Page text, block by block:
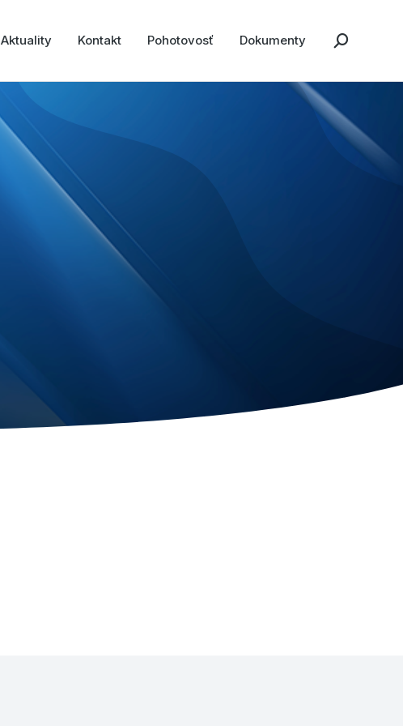
Aktuality Kontakt Pohotovosť Dokumenty